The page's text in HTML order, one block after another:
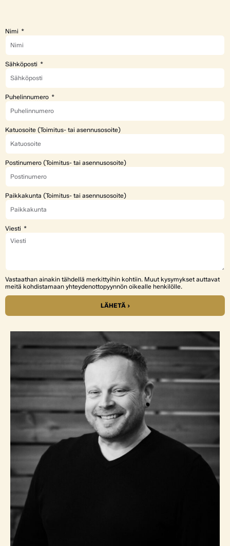
Nimi
Sähköposti
Puhelinnumero
Katuosoite (Toimitus- tai asennusosoite)
Postinumero (Toimitus- tai asennusosoite)
Paikkakunta (Toimitus- tai asennusosoite)
Viesti
Vastaathan ainakin tähdellä merkittyihin kohtiin. Muut kysymykset auttavat
meitä kohdistamaan yhteydenottopyynnön oikealle henkilölle.
LÄHETÄ ›